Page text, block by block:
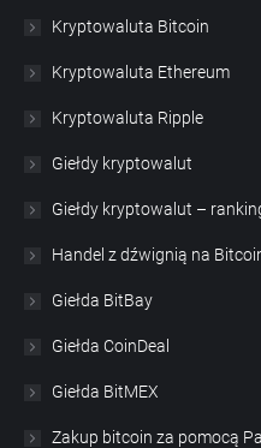
Kryptowaluta Bitcoin
Kryptowaluta Ethereum
Kryptowaluta Ripple
Giełdy kryptowalut
Giełdy kryptowalut –
Handel z dźwignią na
Giełda BitBay
Giełda CoinDeal
Giełda BitMEX
Zakup bitcoin za pomocą